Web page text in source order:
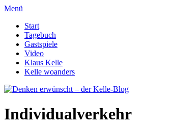
Menü
Start
Tagebuch
Gastspiele
Video
Klaus Kelle
Kelle woanders
Individualverkehr